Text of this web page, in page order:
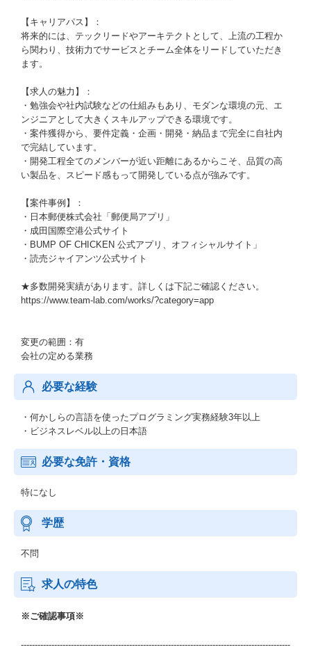
【キャリアパス】：
将来的には、テックリードやアーキテクトとして、上流の工程か
ら関わり、技術力でサービスとチーム全体をリードしていただき
ます。
【求人の魅力】：
・勉強会や社内試験などの仕組みもあり、モダンな環境の元、エ
ンジニアとして大きくスキルアップできる環境です。
・案件獲得から、要件定義・企画・開発・納品まで完全に自社内
で完結しています。
・開発工程全てのメンバーが近い距離にあるからこそ、品質の高
い製品を、スピード感もって開発している点が強みです。
【案件事例】：
・日本郵便株式会社「郵便局アプリ」
・成田国際空港公式サイト
・BUMP OF CHICKEN 公式アプリ、オフィシャルサイト」
・読売ジャイアンツ公式サイト
★多数開発実績があります。詳しくは下記ご確認ください。
https://www.team-lab.com/works/?category=app
変更の範囲：有
会社の定める業務
必要な経験
・何かしらの言語を使ったプログラミング実務経験3年以上
・ビジネスレベル以上の日本語
必要な免許・資格
特になし
学歴
不問
求人の特色
※ご確認事項※
-------------------------------------------------------------------------------------------------